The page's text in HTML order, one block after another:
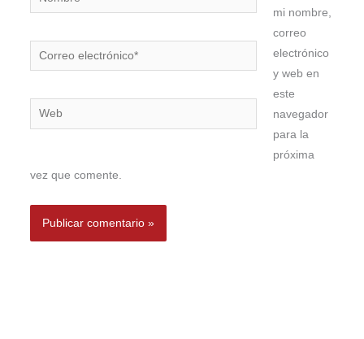
Correo
electrónico*
Web
mi nombre,
correo
electrónico
y web en
este
navegador
para la
próxima
vez que comente.